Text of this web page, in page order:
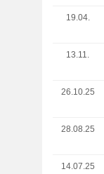
19.04.
13.11.
26.10.25
28.08.25
14.07.25